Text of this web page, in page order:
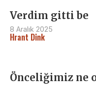
Verdim gitti be
8 Aralık 2025
Hrant Dink
Önceliğimiz ne